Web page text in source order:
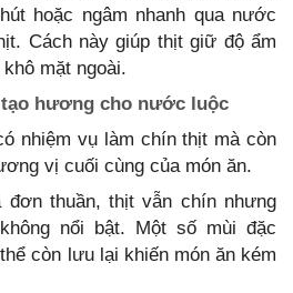
hoặc ngâm nhanh qua nước
Cách này giúp thịt giữ độ ẩm
mặt ngoài.
hương cho nước luộc
nhiệm vụ làm chín thịt mà còn
vị cuối cùng của món ăn.
thuần, thịt vẫn chín nhưng
nổi bật. Một số mùi đặc
còn lưu lại khiến món ăn kém